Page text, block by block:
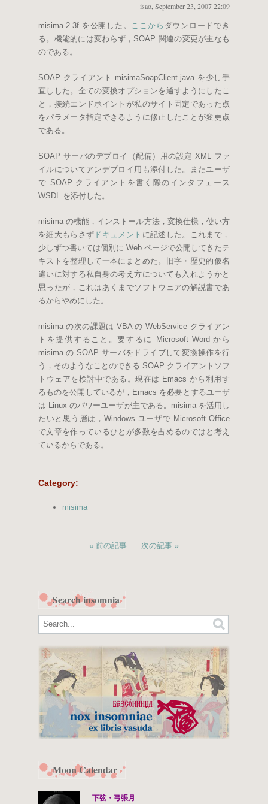
isao September 23, 2007 22:09
misima-2.3f を公開した。 ここから ダウンロードでき
る。機能的には変わらず，SOAP 関連の変更が主なも
のである。
SOAP クライアント misimaSoapClient.java を少し手
直しした。全ての変換オプションを通すようにしたこ
と，接続エンドポイントが私のサイト固定であった点
をパラメータ指定できるように修正したことが変更点
である。
SOAP サーバのデプロイ（配備）用の設定 XML ファ
イルについてアンデプロイ用も添付した。またユーザ
で SOAP クライアントを書く際のインタフェース
WSDL を添付した。
misima の機能，インストール方法，変換仕様，使い方
を細大もらさず ドキュメント に記述した。これまで，
少しずつ書いては個別に Web ページで公開してきたテ
キストを整理して一本にまとめた。旧字・歴史的仮名
遣いに対する私自身の考え方についても入れようかと
思ったが，これはあくまでソフトウェアの解説書であ
るからやめにした。
misima の次の課題は VBA の WebService クライアン
トを提供すること。要するに Microsoft Word から
misima の SOAP サーバをドライブして変換操作を行
う，そのようなことのできる SOAP クライアントソフ
トウェアを検討中である。現在は Emacs から利用す
るものを公開しているが，Emacs を必要とするユーザ
は Linux のパワーユーザが主である。misima を活用し
たいと思う層は，Windows ユーザで Microsoft Office
で文章を作っているひとが多数を占めるのではと考え
ているからである。
Category:
misima
前の記事 次の記事
Search insomnia
Moon Calendar
下弦・弓張月